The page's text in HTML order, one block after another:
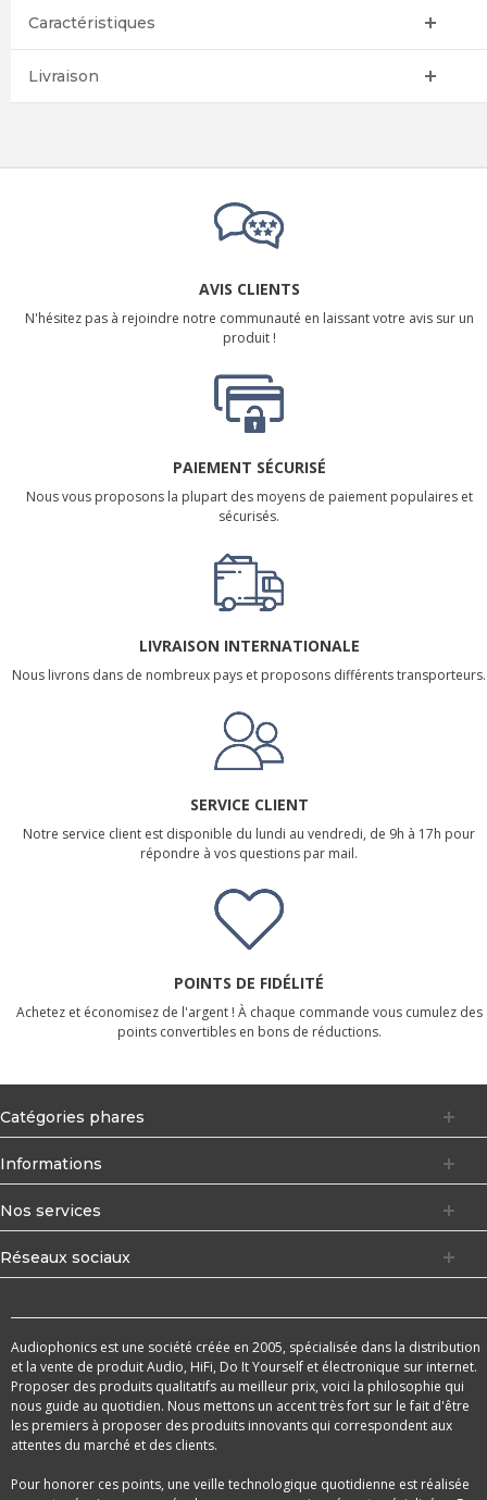
Caractéristiques
Livraison
AVIS CLIENTS
N'hésitez pas à rejoindre notre communauté en laissant votre avis sur un
produit !
PAIEMENT SÉCURISÉ
Nous vous proposons la plupart des moyens de paiement populaires et
sécurisés.
LIVRAISON INTERNATIONALE
Nous livrons dans de nombreux pays et proposons différents transporteurs.
SERVICE CLIENT
Notre service client est disponible du lundi au vendredi, de 9h à 17h pour
répondre à vos questions par mail.
POINTS DE FIDÉLITÉ
Achetez et économisez de l'argent ! À chaque commande vous cumulez des
points convertibles en bons de réductions.
Catégories phares
Informations
Nos services
Réseaux sociaux
Audiophonics est une société créée en 2005, spécialisée dans la distribution
et la vente de produit Audio, HiFi, Do It Yourself et électronique sur internet.
Proposer des produits qualitatifs au meilleur prix, voici la philosophie qui
nous guide au quotidien. Nous mettons un accent très fort sur le fait d'être
les premiers à proposer des produits innovants qui correspondent aux
attentes du marché et des clients.
Pour honorer ces points, une veille technologique quotidienne est réalisée